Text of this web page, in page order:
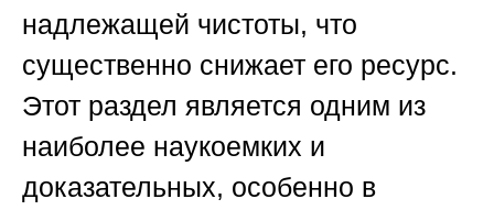
надлежащей чистоты, что
существенно снижает его ресурс.
Этот раздел является одним из
наиболее наукоемких и
доказательных, особенно в